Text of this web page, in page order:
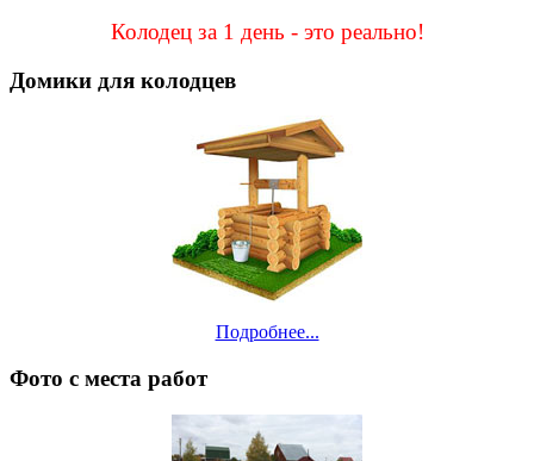
Колодец за 1 день - это реально!
Домики для колодцев
Подробнее...
Фото с места работ